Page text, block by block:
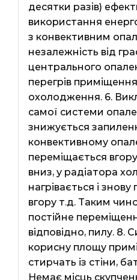
десятки разів)
використання
з конвективним
незалежність від
центрального
перегрів
охолодження. 6.
самої системи
знижується
конвективному
переміщається
вниз, у радіатора
нагрівається і
вгору т.д. Таким
постійне
відповідно, пилу. 8.
корисну площу
стирчать із стіни,
Немає місць